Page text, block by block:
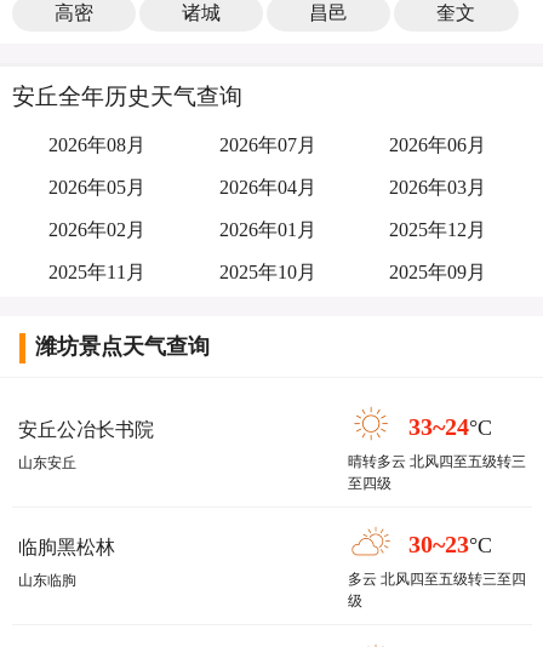
高密 诸城 昌邑 奎文
安丘全年历史天气查询
2026年08月 2026年07月 2026年06月
2026年05月 2026年04月 2026年03月
2026年02月 2026年01月 2025年12月
2025年11月 2025年10月 2025年09月
潍坊景点天气查询
安丘公冶长书院
山东安丘
33~24°C
晴转多云 北风四至五级转三
至四级
临朐黑松林
山东临朐
30~23°C
多云 北风四至五级转三至四
级